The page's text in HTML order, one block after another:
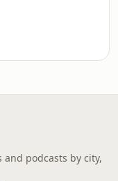
and podcasts by city,